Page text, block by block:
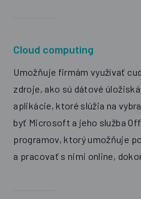
Cloud computing
Umožňuje firmám využívať
zdroje, ako sú dátové
aplikácie, ktoré slúžia na
byť Microsoft a jeho služba
programov, ktorý umožňuje
a pracovať s nimi online,